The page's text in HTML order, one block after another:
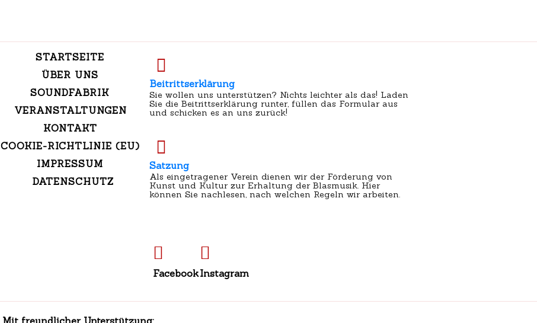
STARTSEITE
ÜBER UNS
SOUNDFABRIK
VERANSTALTUNGEN
KONTAKT
COOKIE-RICHTLINIE (EU)
IMPRESSUM
DATENSCHUTZ
Beitrittserklärung
Sie wollen uns unterstützen? Nichts leichter als das! Laden
Sie die Beitrittserklärung runter, füllen das Formular aus
und schicken es an uns zurück!
Satzung
Als eingetragener Verein dienen wir der Förderung von
Kunst und Kultur zur Erhaltung der Blasmusik. Hier
können Sie nachlesen, nach welchen Regeln wir arbeiten.
FacebookInstagram